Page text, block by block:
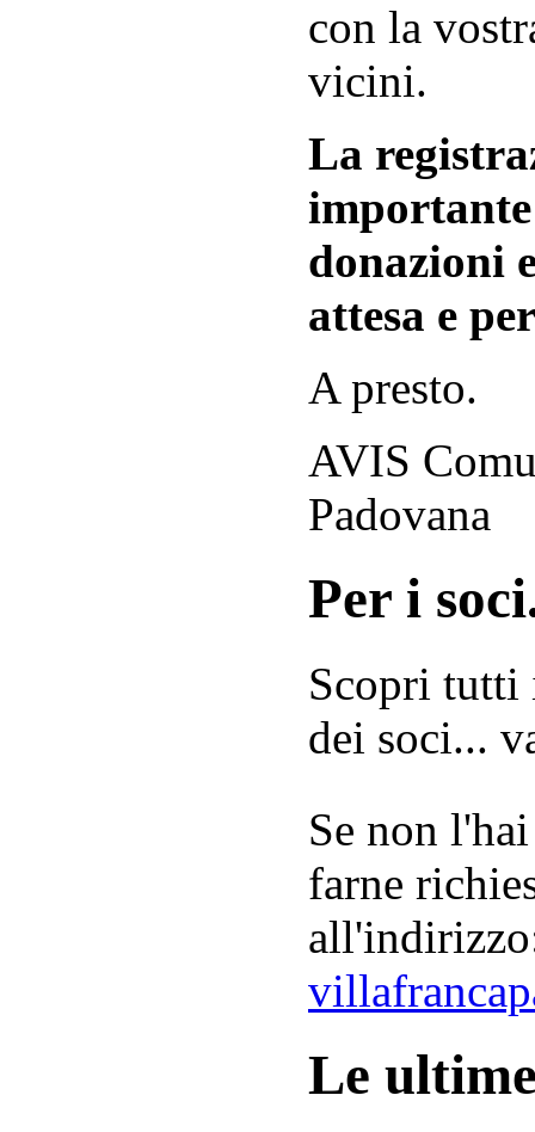
con la
vicini.
La
donazioni
attesa e
A presto.
AVIS
Padovana
Per i
Scopri tutti
dei soci...
Se non
farne
Le